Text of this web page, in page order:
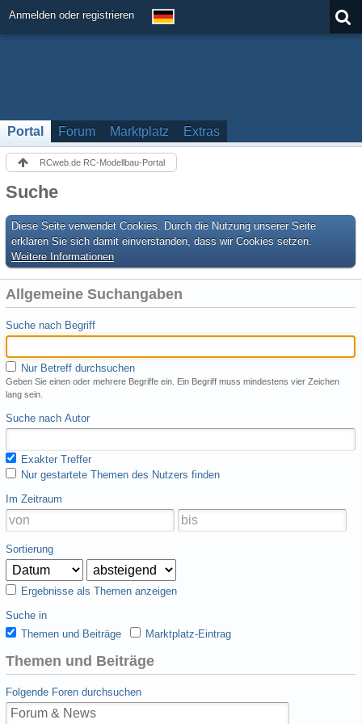
Anmelden oder registrieren
Portal Forum Marktplatz Extras
RCweb.de RC-Modellbau-Portal
Suche
Diese Seite verwendet Cookies. Durch die Nutzung unserer Seite
erklären Sie sich damit einverstanden, dass wir Cookies setzen.
Weitere Informationen
Allgemeine Suchangaben
Suche nach Begriff
Nur Betreff durchsuchen
Geben Sie einen oder mehrere Begriffe ein. Ein Begriff muss mindestens vier Zeichen
lang sein.
Suche nach Autor
Exakter Treffer
Nur gestartete Themen des Nutzers finden
Im Zeitraum
Sortierung
Ergebnisse als Themen anzeigen
Suche in
Themen und Beiträge
Marktplatz-Eintrag
Themen und Beiträge
Folgende Foren durchsuchen